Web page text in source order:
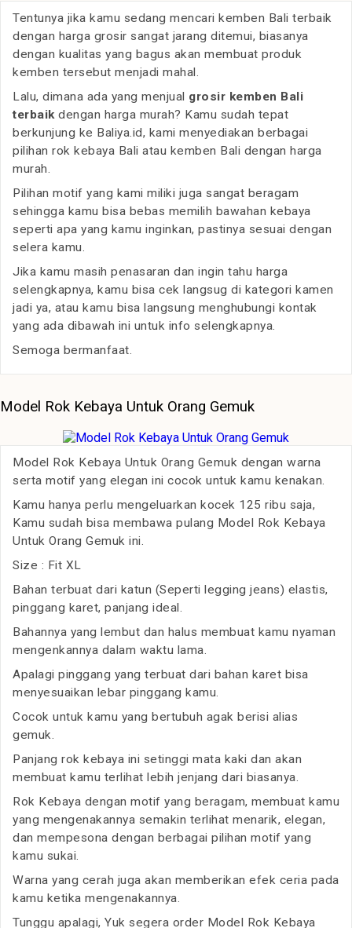
Tentunya jika kamu sedang mencari kemben Bali terbaik
dengan harga grosir sangat jarang ditemui, biasanya
dengan kualitas yang bagus akan membuat produk
kemben tersebut menjadi mahal.
Lalu, dimana ada yang menjual grosir kemben Bali
terbaikdengan harga murah? Kamu sudah tepat
berkunjung ke Baliya.id, kami menyediakan berbagai
pilihan rok kebaya Bali atau kemben Bali dengan harga
murah.
Pilihan motif yang kami miliki juga sangat beragam
sehingga kamu bisa bebas memilih bawahan kebaya
seperti apa yang kamu inginkan, pastinya sesuai dengan
selera kamu.
Jika kamu masih penasaran dan ingin tahu harga
selengkapnya, kamu bisa cek langsug di kategori kamen
jadi ya, atau kamu bisa langsung menghubungi kontak
yang ada dibawah ini untuk info selengkapnya.
Semoga bermanfaat.
Model Rok Kebaya Untuk Orang Gemuk
Model Rok Kebaya Untuk Orang Gemuk dengan warna
serta motif yang elegan ini cocok untuk kamu kenakan.
Kamu hanya perlu mengeluarkan kocek 125 ribu saja,
Kamu sudah bisa membawa pulang Model Rok Kebaya
Untuk Orang Gemuk ini.
Size : Fit XL
Bahan terbuat dari katun (Seperti legging jeans) elastis,
pinggang karet, panjang ideal.
Bahannya yang lembut dan halus membuat kamu nyaman
mengenkannya dalam waktu lama.
Apalagi pinggang yang terbuat dari bahan karet bisa
menyesuaikan lebar pinggang kamu.
Cocok untuk kamu yang bertubuh agak berisi alias
gemuk.
Panjang rok kebaya ini setinggi mata kaki dan akan
membuat kamu terlihat lebih jenjang dari biasanya.
Rok Kebaya dengan motif yang beragam, membuat kamu
yang mengenakannya semakin terlihat menarik, elegan,
dan mempesona dengan berbagai pilihan motif yang
kamu sukai.
Warna yang cerah juga akan memberikan efek ceria pada
kamu ketika mengenakannya.
Tunggu apalagi, Yuk segera order Model Rok Kebaya